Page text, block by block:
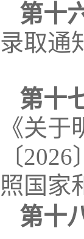
第十
录取通
第十
《关
〔2026
照国家
第十